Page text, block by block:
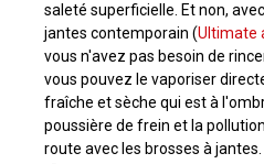
saleté superficielle. Et non,
jantes contemporain (Ultimate
vous n'avez pas besoin de
vous pouvez le vaporiser
fraîche et sèche qui est à
poussière de frein et la
route avec les brosses à jantes.